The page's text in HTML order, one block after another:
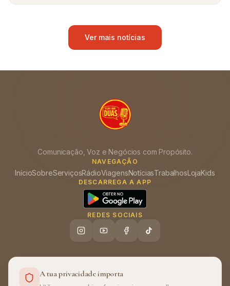
Ver mais notícias
Comunicação, Voz e Negócios com Propósito.
NAVEGAÇÃO
InícioSobreServiçosRádioViagensNotíciasTrabalhosLojaKids
DESCARREGA A APP
REDES SOCIAIS
Ajuda (FAQ) Política de Privacidade Termos de Utilização
A tua privacidade importa